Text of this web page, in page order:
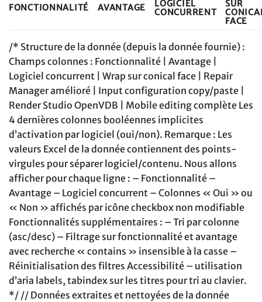
FONCTIONNALITÉ AVANTAGE
LOGICIEL
CONCURRENT
SUR
FACE
/* Structure de la donnée (depuis la donnée fournie) :
Champs colonnes : Fonctionnalité | Avantage |
Logiciel concurrent | Wrap sur conical face | Repair
Manager amélioré | Input configuration copy/paste |
Render Studio OpenVDB | Mobile editing complète Les
4 dernières colonnes booléennes implicites
d’activation par logiciel (oui/non). Remarque : Les
valeurs Excel de la donnée contiennent des points-
virgules pour séparer logiciel/contenu. Nous allons
afficher pour chaque ligne : – Fonctionnalité –
Avantage – Logiciel concurrent – Colonnes « Oui » ou
« Non » affichés par icône checkbox non modifiable
Fonctionnalités supplémentaires : – Tri par colonne
(asc/desc) – Filtrage sur fonctionnalité et avantage
avec recherche « contains » insensible à la casse –
Réinitialisation des filtres Accessibilité – utilisation
d’aria labels, tabindex sur les titres pour tri au clavier.
*/ // Données extraites et nettoyées de la donnée